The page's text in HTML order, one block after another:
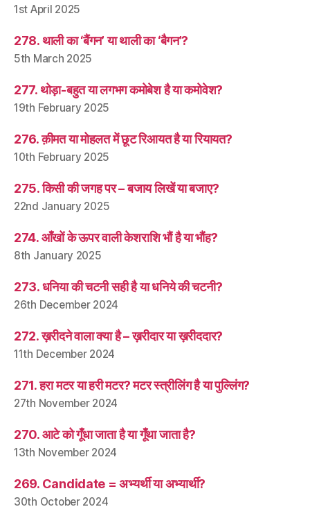
1st April 2025
278. थाली का ‘बैंगन’ या थाली का ‘बैगन’?
5th March 2025
277. थोड़ा-बहुत या लगभग कमोबेश है या कमोवेश?
19th February 2025
276. क़ीमत या मोहलत में छूट रिआयत है या रियायत?
10th February 2025
275. किसी की जगह पर – बजाय लिखें या बजाए?
22nd January 2025
274. आँखों के ऊपर वाली केशराशि भौं है या भौंह?
8th January 2025
273. धनिया की चटनी सही है या धनिये की चटनी?
26th December 2024
272. ख़रीदने वाला क्या है – ख़रीदार या ख़रीददार?
11th December 2024
271. हरा मटर या हरी मटर? मटर स्त्रीलिंग है या पुल्लिंग?
27th November 2024
270. आटे को गूँधा जाता है या गूँथा जाता है?
13th November 2024
269. Candidate = अभ्यर्थी या अभ्यार्थी?
30th October 2024